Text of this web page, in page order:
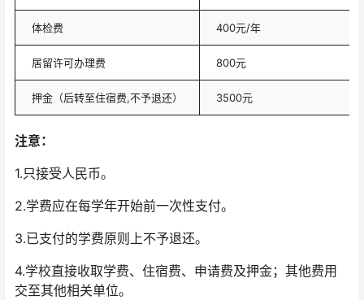
体检费 400元/年
居留许可办理费 800元
押金（后转至住宿费,不予退还） 3500元
注意：
1.只接受人民币。
2.学费应在每学年开始前一次性支付。
3.已支付的学费原则上不予退还。
4.学校直接收取学费、住宿费、申请费及押金；其他费用
交至其他相关单位。